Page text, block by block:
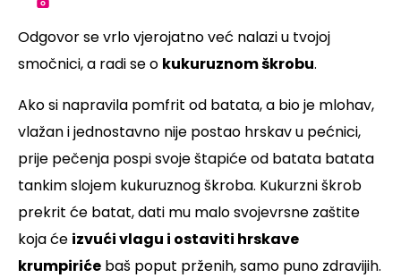
Odgovor se vrlo vjerojatno već nalazi u tvojoj
smočnici, a radi se o kukuruznom škrobu.
Ako si napravila pomfrit od batata, a bio je mlohav,
vlažan i jednostavno nije postao hrskav u pećnici,
prije pečenja pospi svoje štapiće od batata batata
tankim slojem kukuruznog škroba. Kukurzni škrob
prekrit će batat, dati mu malo svojevrsne zaštite
koja će izvući vlagu i ostaviti hrskave
krumpiriće baš poput prženih, samo puno zdravijih.